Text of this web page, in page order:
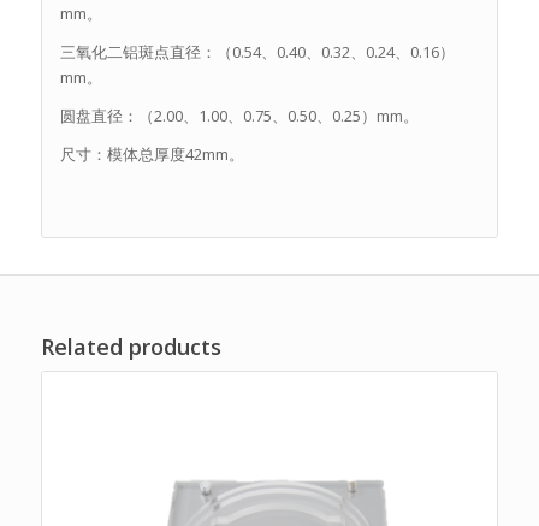
mm。
三氧化二铝斑点直径：（0.54、0.40、0.32、0.24、0.16）
mm。
圆盘直径：（2.00、1.00、0.75、0.50、0.25）mm。
尺寸：模体总厚度42mm。
Related products